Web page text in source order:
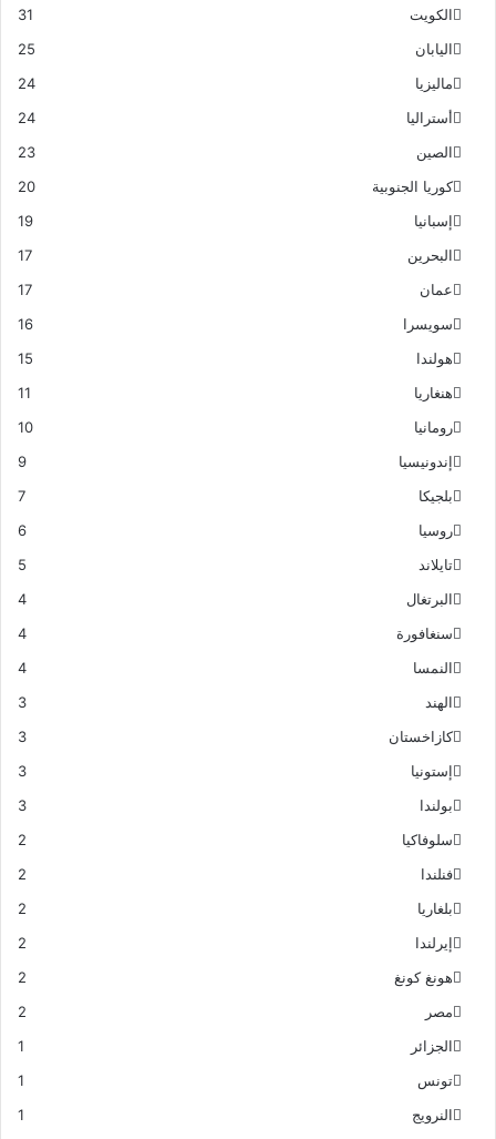
الكويت
31
اليابان
25
ماليزيا
24
أستراليا
24
الصين
23
كوريا الجنوبية
20
إسبانيا
19
البحرين
17
عمان
17
سويسرا
16
هولندا
15
هنغاريا
11
رومانيا
10
إندونيسيا
9
بلجيكا
7
روسيا
6
تايلاند
5
البرتغال
4
سنغافورة
4
النمسا
4
الهند
3
كازاخستان
3
إستونيا
3
بولندا
3
سلوفاكيا
2
فنلندا
2
بلغاريا
2
إيرلندا
2
هونغ كونغ
2
مصر
2
الجزائر
1
تونس
1
النرويج
1